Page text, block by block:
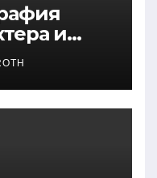
и
чья